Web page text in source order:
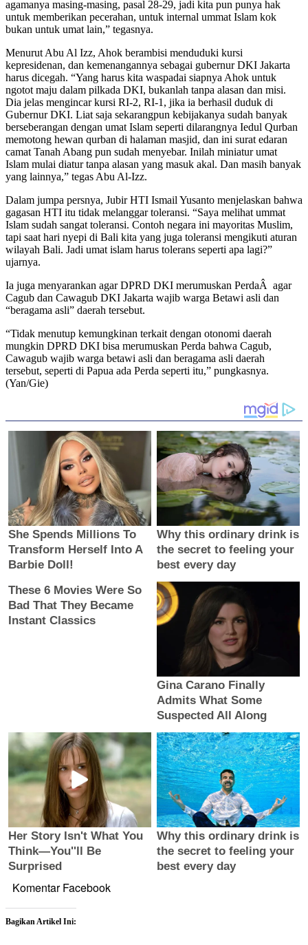
agamanya masing-masing, pasal 28-29, jadi kita pun punya hak
untuk memberikan pecerahan, untuk internal ummat Islam kok
bukan untuk umat lain,” tegasnya.
Menurut Abu Al Izz, Ahok berambisi menduduki kursi
kepresidenan, dan kemenangannya sebagai gubernur DKI Jakarta
harus dicegah. “Yang harus kita waspadai siapnya Ahok untuk
ngotot maju dalam pilkada DKI, bukanlah tanpa alasan dan misi.
Dia jelas mengincar kursi RI-2, RI-1, jika ia berhasil duduk di
Gubernur DKI. Liat saja sekarangpun kebijakanya sudah banyak
berseberangan dengan umat Islam seperti dilarangnya Iedul Qurban
memotong hewan qurban di halaman masjid, dan ini surat edaran
camat Tanah Abang pun sudah menyebar. Inilah miniatur umat
Islam mulai diatur tanpa alasan yang masuk akal. Dan masih banyak
yang lainnya,” tegas Abu Al-Izz.
Dalam jumpa persnya, Jubir HTI Ismail Yusanto menjelaskan bahwa
gagasan HTI itu tidak melanggar toleransi. “Saya melihat ummat
Islam sudah sangat toleransi. Contoh negara ini mayoritas Muslim,
tapi saat hari nyepi di Bali kita yang juga toleransi mengikuti aturan
wilayah Bali. Jadi umat islam harus tolerans seperti apa lagi?”
ujarnya.
Ia juga menyarankan agar DPRD DKI merumuskan PerdaÂ agar
Cagub dan Cawagub DKI Jakarta wajib warga Betawi asli dan
“beragama asli” daerah tersebut.
“Tidak menutup kemungkinan terkait dengan otonomi daerah
mungkin DPRD DKI bisa merumuskan Perda bahwa Cagub,
Cawagub wajib warga betawi asli dan beragama asli daerah
tersebut, seperti di Papua ada Perda seperti itu,” pungkasnya.
(Yan/Gie)
Komentar Facebook
Bagikan Artikel Ini: